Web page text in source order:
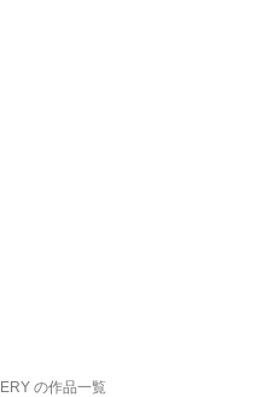
の作品一覧